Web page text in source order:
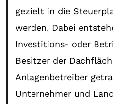
gezielt in die
werden. Dabei
Investitions- oder
Besitzer der
Anlagenbetreiber
Unternehmer und